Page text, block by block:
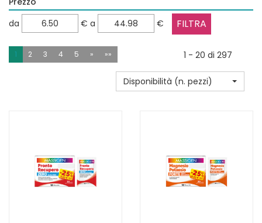
filtra
da € filtra
a €
1 2 3 4 5 » »» 1 - 20 di 297
Disponibilità (n. pezzi)